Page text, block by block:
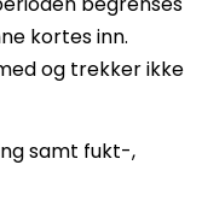
kortes inn.
og trekker ikke
samt fukt-,